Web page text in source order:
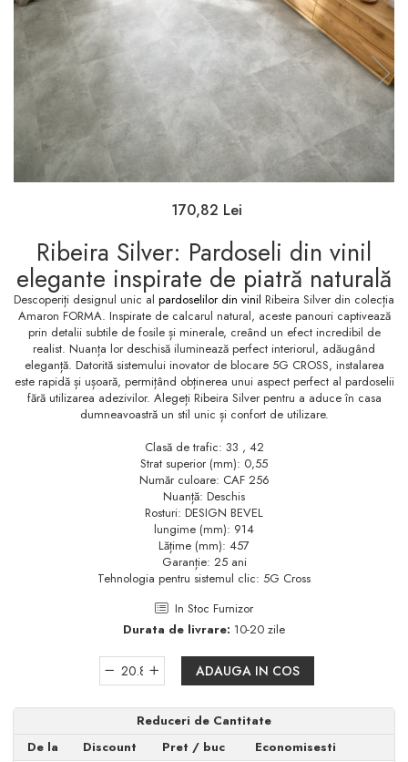
Masti, sisteme de sustinere si
sifoane
Paravane de cada
Seturi baterii
Baterii lavoar
Baterii cada
Sisteme de dus
Seturi de dus
Sisteme de dus incastrate
Coloane de dus
Brate si palarii de dus
Pare, furtunuri si accesorii
Module de dus incastrate
Rezervoare incastrate
Rezervoare aparente
Cadre incastrate
Clapete de actionare
Cabine de dus
Paravane de dus Walk
Panouri si usi de dus
Cadite de dus
peretilor
Substraturi si adezivi
pentru parchet
Plinte pentru parchet
Set vas Wc si bideu
+rezervor ingropat si
clapeta
Set vas wc cu rezervor
incastrat si clapeta
Gleturi, Chituri și Diluanți
Emailuri pentru metal și lemn
Vopsele speciale
Protecție pentru lemn și
piatră
Vopsele pentru marcaje
forestiere, rutiere și
Hidroizolații/Terase și
Tehnici decorative Jeger
Microciment
Aditivi microciment
Protectia microcimentului
Brauri
Brauri de perete
Riflaje Orac
Cornise tavan
170,82 Lei
Ribeira Silver: Pardoseli din vinil
elegante inspirate de piatră naturală
Descoperiți designul unic al pardoselilor din vinil Ribeira Silver din colecția
Amaron FORMA. Inspirate de calcarul natural, aceste panouri captivează
prin detalii subtile de fosile și minerale, creând un efect incredibil de
realist. Nuanța lor deschisă iluminează perfect interiorul, adăugând
eleganță. Datorită sistemului inovator de blocare 5G CROSS, instalarea
este rapidă și ușoară, permițând obținerea unui aspect perfect al pardoselii
fără utilizarea adezivilor. Alegeți Ribeira Silver pentru a aduce în casa
dumneavoastră un stil unic și confort de utilizare.
Clasă de trafic: 33 , 42
Strat superior (mm): 0,55
Număr culoare: CAF 256
Nuanță: Deschis
Rosturi: DESIGN BEVEL
lungime (mm): 914
Lățime (mm): 457
Garanție: 25 ani
Tehnologia pentru sistemul clic: 5G Cross
In Stoc Furnizor
Durata de livrare: 10-20 zile
ADAUGA IN COS
Reduceri de Cantitate
De la
Discount Pret / buc
Economisesti